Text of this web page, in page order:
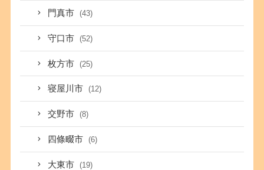
門真市 (43)
守口市 (52)
枚方市 (25)
寝屋川市 (12)
交野市 (8)
四條畷市 (6)
大東市 (19)